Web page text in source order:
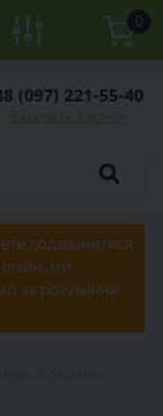
0
(097) 221-55-40
Заказать звонок
додзвонитися
ми
за розуміння